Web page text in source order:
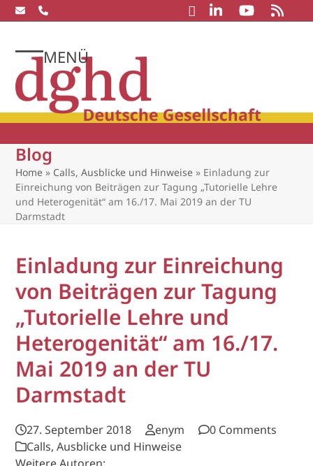
Skip
to
MENÜ
Open
mobile
menu
Close
mobile
menu
Blog
Home » Calls, Ausblicke und Hinweise » Einladung zur
Einreichung von Beiträgen zur Tagung „Tutorielle Lehre
und Heterogenität“ am 16./17. Mai 2019 an der TU
Darmstadt
Einladung zur Einreichung
von Beiträgen zur Tagung
„Tutorielle Lehre und
Heterogenität“ am 16./17.
Mai 2019 an der TU
Darmstadt
27. September 2018 enym
0 Comments
Calls, Ausblicke und Hinweise